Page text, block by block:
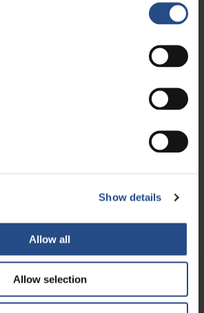
Show details
Allow all
Allow selection
i najpovoljnije uvjete otkazivanja
uvjeti rezervacije - Posebne ponude i
2001
NA NAŠ